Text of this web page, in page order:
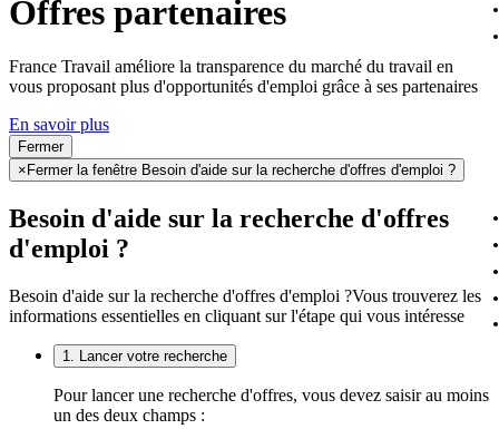
Offres partenaires
France Travail améliore la transparence du marché du travail en
vous proposant plus d'opportunités d'emploi grâce à ses partenaires
En savoir plus
Fermer
× Fermer la fenêtre Besoin d'aide sur la recherche d'offres d'emploi ?
Besoin d'aide sur la recherche d'offres
d'emploi ?
Besoin d'aide sur la recherche d'offres d'emploi ?Vous trouverez les
informations essentielles en cliquant sur l'étape qui vous intéresse
1. Lancer votre recherche
Pour lancer une recherche d'offres, vous devez saisir au moins
un des deux champs :